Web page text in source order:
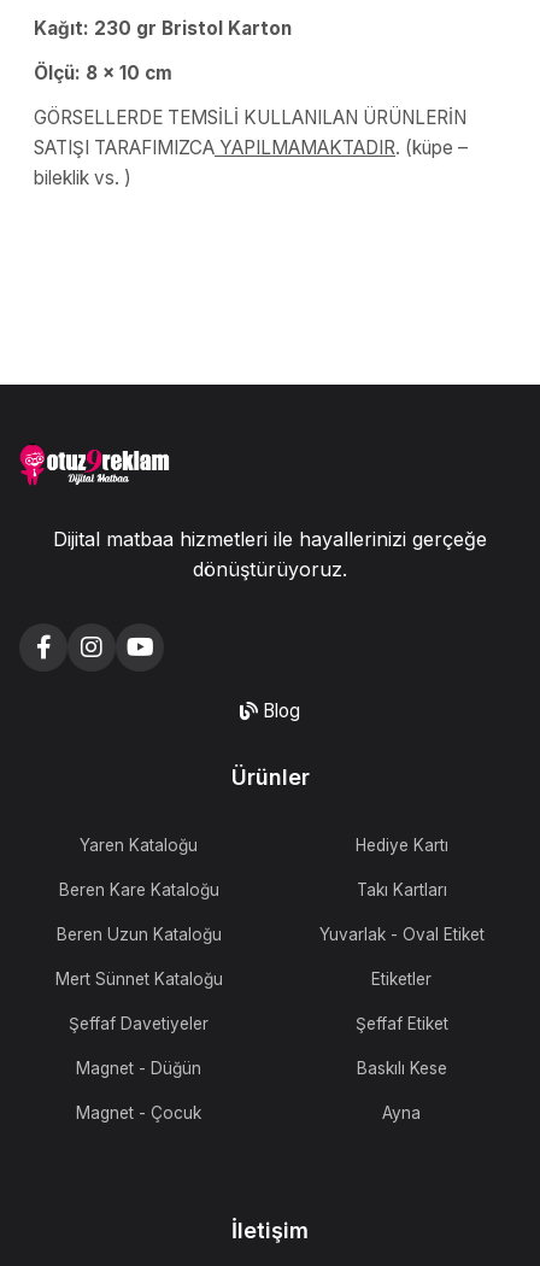
Kağıt: 230 gr Bristol Karton
Ölçü: 8 x 10 cm
GÖRSELLERDE TEMSİLİ KULLANILAN ÜRÜNLERİN
SATIŞI TARAFIMIZCA YAPILMAMAKTADIR. (küpe –
bileklik vs. )
Dijital matbaa hizmetleri ile hayallerinizi gerçeğe
dönüştürüyoruz.
Blog
Ürünler
Yaren Kataloğu
Beren Kare Kataloğu
Beren Uzun Kataloğu
Mert Sünnet Kataloğu
Şeffaf Davetiyeler
Magnet - Düğün
Magnet - Çocuk
Hediye Kartı
Takı Kartları
Yuvarlak - Oval Etiket
Etiketler
Şeffaf Etiket
Baskılı Kese
Ayna
İletişim